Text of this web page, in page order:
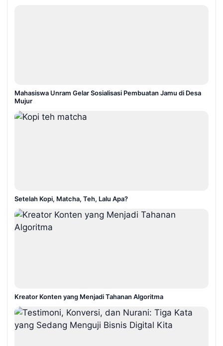
Mahasiswa Unram Gelar Sosialisasi Pembuatan Jamu di Desa
Mujur
Setelah Kopi, Matcha, Teh, Lalu Apa?
Kreator Konten yang Menjadi Tahanan Algoritma